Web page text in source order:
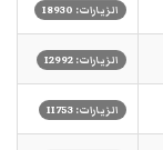
الزيارات: 18930
الزيارات: 12992
الزيارات: 11753